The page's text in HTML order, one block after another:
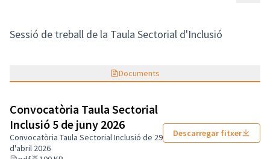
Sessió de treball de la Taula Sectorial d'Inclusió
Documents
Convocatòria Taula Sectorial
Inclusió 5 de juny 2026
Convocatòria Taula Sectorial Inclusió de 29
d'abril 2026
Descarregar fitxer